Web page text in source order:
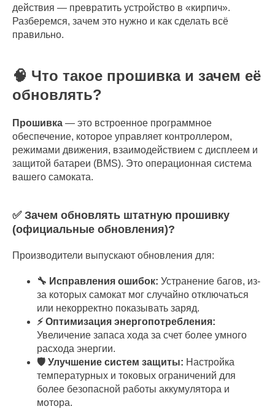
действия — превратить устройство в «кирпич».
Разберемся, зачем это нужно и как сделать всё
правильно.
🧠 Что такое прошивка и зачем её
обновлять?
Прошивка — это встроенное программное
обеспечение, которое управляет контроллером,
режимами движения, взаимодействием с дисплеем и
защитой батареи (BMS). Это операционная система
вашего самоката.
✅ Зачем обновлять штатную прошивку
(официальные обновления)?
Производители выпускают обновления для:
🔧 Исправления ошибок: Устранение багов, из-
за которых самокат мог случайно отключаться
или некорректно показывать заряд.
⚡ Оптимизация энергопотребления:
Увеличение запаса хода за счет более умного
расхода энергии.
🛡️ Улучшение систем защиты: Настройка
температурных и токовых ограничений для
более безопасной работы аккумулятора и
мотора.